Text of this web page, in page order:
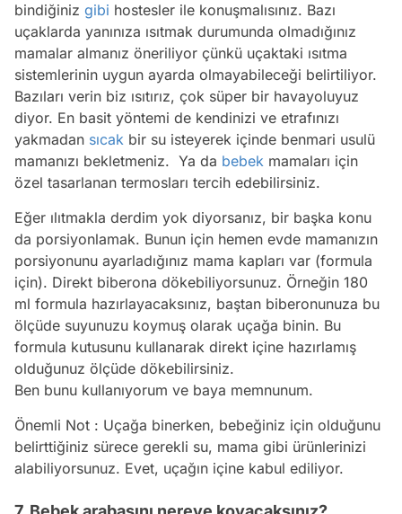
bindiğiniz gibi hostesler ile konuşmalısınız. Bazı
uçaklarda yanınıza ısıtmak durumunda olmadığınız
mamalar almanız öneriliyor çünkü uçaktaki ısıtma
sistemlerinin uygun ayarda olmayabileceği belirtiliyor.
Bazıları verin biz ısıtırız, çok süper bir havayoluyuz
diyor. En basit yöntemi de kendinizi ve etrafınızı
yakmadan sıcak bir su isteyerek içinde benmari usulü
mamanızı bekletmeniz. Ya da bebek mamaları için
özel tasarlanan termosları tercih edebilirsiniz.
Eğer ılıtmakla derdim yok diyorsanız, bir başka konu
da porsiyonlamak. Bunun için hemen evde mamanızın
porsiyonunu ayarladığınız mama kapları var (formula
için). Direkt biberona dökebiliyorsunuz. Örneğin 180
ml formula hazırlayacaksınız, baştan biberonunuza bu
ölçüde suyunuzu koymuş olarak uçağa binin. Bu
formula kutusunu kullanarak direkt içine hazırlamış
olduğunuz ölçüde dökebilirsiniz.
Ben bunu kullanıyorum ve baya memnunum.
Önemli Not : Uçağa binerken, bebeğiniz için olduğunu
belirttiğiniz sürece gerekli su, mama gibi ürünlerinizi
alabiliyorsunuz. Evet, uçağın içine kabul ediliyor.